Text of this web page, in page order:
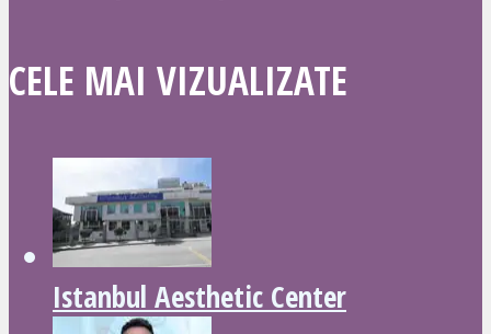
CELE MAI VIZUALIZATE
Istanbul Aesthetic Center